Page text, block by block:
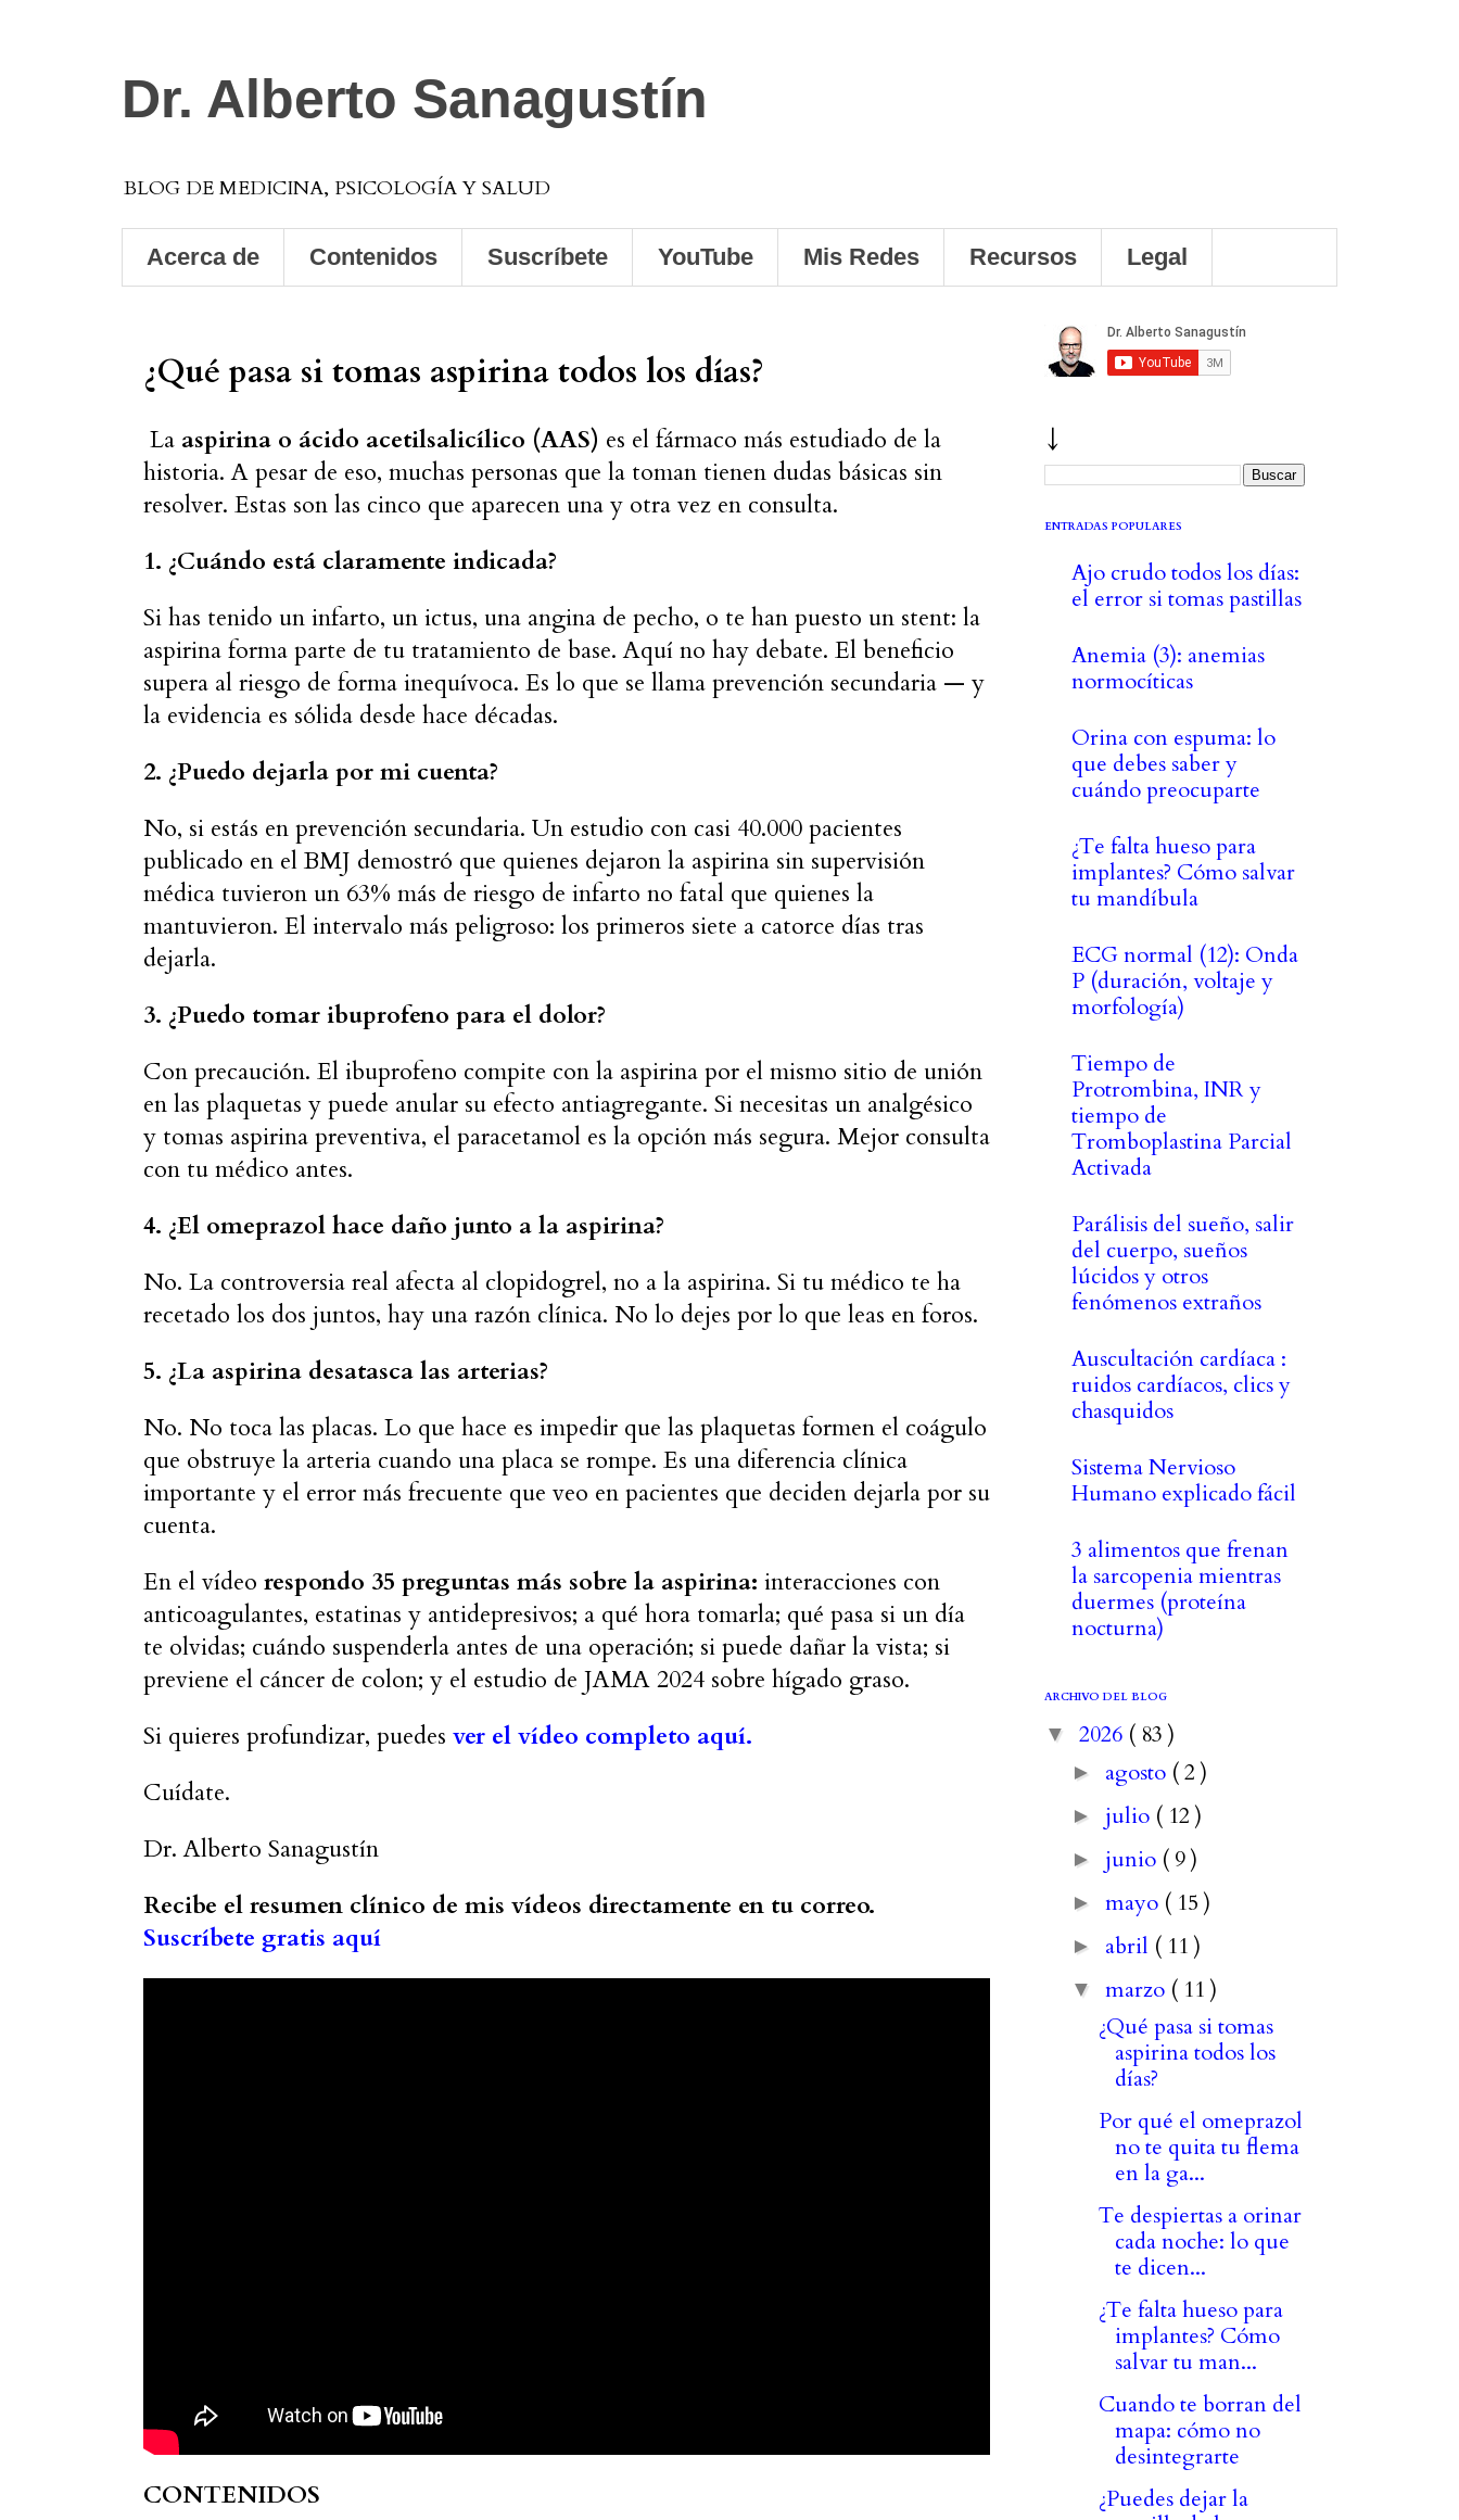
Dr. Alberto Sanagustín
BLOG DE MEDICINA, PSICOLOGÍA Y SALUD
Acerca de Contenidos Suscríbete YouTube Mis Redes Recursos Legal
¿Qué pasa si tomas aspirina todos los días?
La aspirina o ácido acetilsalicílico (AAS) es el fármaco más estudiado de la
historia. A pesar de eso, muchas personas que la toman tienen dudas básicas sin
resolver. Estas son las cinco que aparecen una y otra vez en consulta.
1. ¿Cuándo está claramente indicada?
Si has tenido un infarto, un ictus, una angina de pecho, o te han puesto un stent: la
aspirina forma parte de tu tratamiento de base. Aquí no hay debate. El beneficio
supera al riesgo de forma inequívoca. Es lo que se llama prevención secundaria — y
la evidencia es sólida desde hace décadas.
2. ¿Puedo dejarla por mi cuenta?
No, si estás en prevención secundaria. Un estudio con casi 40.000 pacientes
publicado en el BMJ demostró que quienes dejaron la aspirina sin supervisión
médica tuvieron un 63% más de riesgo de infarto no fatal que quienes la
mantuvieron. El intervalo más peligroso: los primeros siete a catorce días tras
dejarla.
3. ¿Puedo tomar ibuprofeno para el dolor?
Con precaución. El ibuprofeno compite con la aspirina por el mismo sitio de unión
en las plaquetas y puede anular su efecto antiagregante. Si necesitas un analgésico
y tomas aspirina preventiva, el paracetamol es la opción más segura. Mejor consulta
con tu médico antes.
4. ¿El omeprazol hace daño junto a la aspirina?
No. La controversia real afecta al clopidogrel, no a la aspirina. Si tu médico te ha
recetado los dos juntos, hay una razón clínica. No lo dejes por lo que leas en foros.
5. ¿La aspirina desatasca las arterias?
No. No toca las placas. Lo que hace es impedir que las plaquetas formen el coágulo
que obstruye la arteria cuando una placa se rompe. Es una diferencia clínica
importante y el error más frecuente que veo en pacientes que deciden dejarla por su
cuenta.
En el vídeo respondo 35 preguntas más sobre la aspirina: interacciones con
anticoagulantes, estatinas y antidepresivos; a qué hora tomarla; qué pasa si un día
te olvidas; cuándo suspenderla antes de una operación; si puede dañar la vista; si
previene el cáncer de colon; y el estudio de JAMA 2024 sobre hígado graso.
Si quieres profundizar, puedes ver el vídeo completo aquí.
Cuídate.
Dr. Alberto Sanagustín
Recibe el resumen clínico de mis vídeos directamente en tu correo.
Suscríbete gratis aquí
CONTENIDOS
↓
ENTRADAS POPULARES
Ajo crudo todos los días:
el error si tomas pastillas
Anemia (3): anemias
normocíticas
Orina con espuma: lo
que debes saber y
cuándo preocuparte
¿Te falta hueso para
implantes? Cómo salvar
tu mandíbula
ECG normal (12): Onda
P (duración, voltaje y
morfología)
Tiempo de
Protrombina, INR y
tiempo de
Tromboplastina Parcial
Activada
Parálisis del sueño, salir
del cuerpo, sueños
lúcidos y otros
fenómenos extraños
Auscultación cardíaca :
ruidos cardíacos, clics y
chasquidos
Sistema Nervioso
Humano explicado fácil
3 alimentos que frenan
la sarcopenia mientras
duermes (proteína
nocturna)
ARCHIVO DEL BLOG
▼ 2026 ( 83 )
► agosto ( 2 )
► julio ( 12 )
► junio ( 9 )
► mayo ( 15 )
► abril ( 11 )
▼ marzo ( 11 )
¿Qué pasa si tomas
aspirina todos los
días?
Por qué el omeprazol
no te quita tu flema
en la ga...
Te despiertas a orinar
cada noche: lo que
te dicen...
¿Te falta hueso para
implantes? Cómo
salvar tu man...
Cuando te borran del
mapa: cómo no
desintegrarte
¿Puedes dejar la